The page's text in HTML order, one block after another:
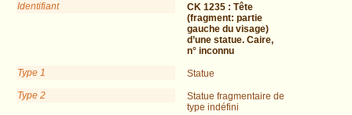
Identifiant CK 1235 : Tête
(fragment: partie
gauche du visage)
d’une statue. Caire,
n° inconnu
Type 1
Statue
Type 2
Statue fragmentaire de
type indéfini